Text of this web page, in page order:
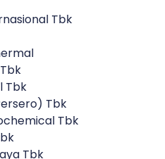
Tbk
Tbk
Tbk
Tbk
Tbk